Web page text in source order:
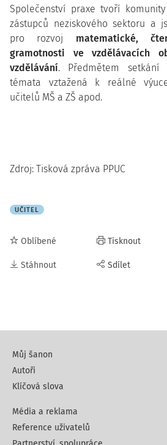
Společenství praxe tvoří
zástupců neziskového sektoru a
pro rozvoj matematické,
gramotnosti ve vzdělávacích
vzdělávání. Předmětem setkání
témata vztažená k reálné
učitelů MŠ a ZŠ apod.
Zdroj: Tisková zpráva PPUC
UČITEL
Oblíbené
Stáhnout
Tisknout
Sdílet
Můj šanon
Autoři
Klíčová slova
Média a reklama
Reference uživatelů